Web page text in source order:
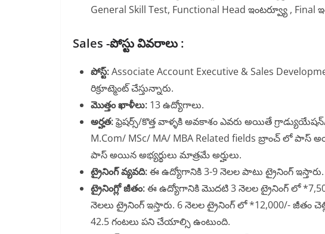
General Skill Test, Functional Head ఇంటర్వ్యూ , Final
Sales -పోస్టు వివరాలు :
పోస్ట్:Associate Account Executive & Sales
రిక్రూట్మెంట్ చేస్తున్నారు.
మొత్తం ఖాళీలు: 13 ఉద్యోగాలు.
అర్హత:ఫ్రెషర్స్/కొత్త వాళ్ళకి అవకాశం ఎవరు అయితే
M.Com/ MSc/ MA/ MBA Related fields బ్రాంచ్ లో పాస్
పాస్ అయిన అభ్యర్థులు మాత్రమే అర్హులు.
ట్రైనింగ్ వ్యవది:ఈ ఉద్యోగానికి 3-9 నెలల పాటు ట్రైనింగ్ ఇస్తారు.
ట్రైనింగ్లో జీతం:ఈ ఉద్యోగానికి మొదటి 3 నెలల ట్రైనింగ్ లో
నెలలు ట్రైనింగ్ ఇస్తారు. 6 నెలల ట్రైనింగ్ లో *12,000/- జీతం
42.5 గంటలు పని చేయాల్సి ఉంటుంది.